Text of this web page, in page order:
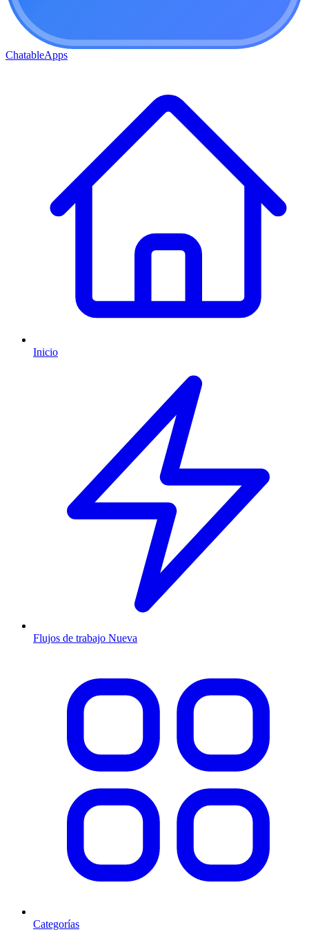
ChatableApps
Inicio
Flujos de trabajo Nueva
Categorías